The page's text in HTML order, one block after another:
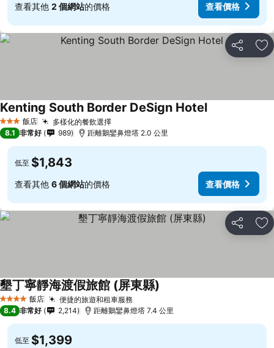
查看其他 2 個網站的價格 查看價格
分享 加
3 星級 飯店 多樣化的餐飲選擇
Kenting South Border DeSign Hotel
8.1 非常好 989 距離鵝鑾鼻燈塔 2.0 公里
低至 $1,843
查看其他 6 個網站的價格 查看價格
分享 加
4 星級 飯店 便捷的旅遊和租車服務
墾丁寧靜海渡假旅館 (屏東縣)
8.4 非常好 2,214 距離鵝鑾鼻燈塔 7.4 公里
低至 $1,399